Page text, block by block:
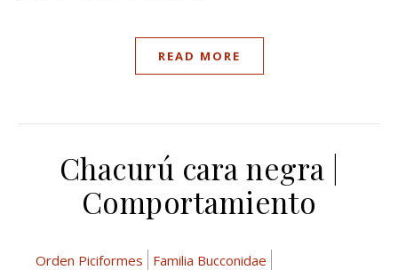
READ MORE
Chacurú cara negra |
Comportamiento
Orden Piciformes
Familia Bucconidae